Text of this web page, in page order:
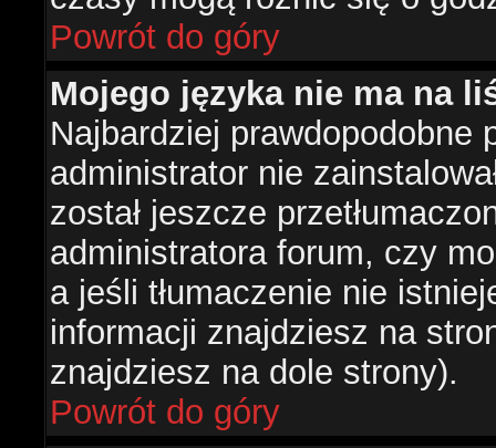
Powrót do góry
Mojego języka nie ma na
Najbardziej prawdopodobne
administrator nie
został jeszcze
administratora forum, czy
a jeśli tłumaczenie nie
informacji znajdziesz na
znajdziesz na dole strony).
Powrót do góry